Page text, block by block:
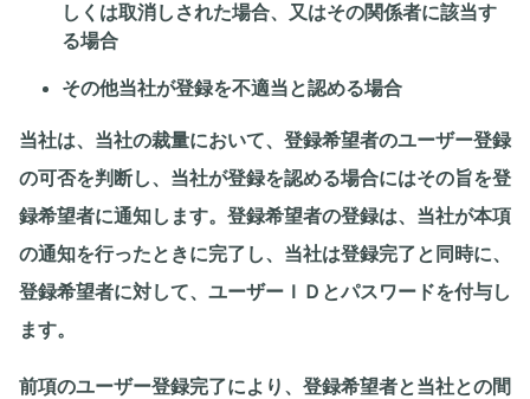
しくは取消しされた場合、又はその関係者に該当す
る場合
その他当社が登録を不適当と認める場合
当社は、当社の裁量において、登録希望者のユーザー登録
の可否を判断し、当社が登録を認める場合にはその旨を登
録希望者に通知します。登録希望者の登録は、当社が本項
の通知を行ったときに完了し、当社は登録完了と同時に、
登録希望者に対して、ユーザーＩＤとパスワードを付与し
ます。
前項のユーザー登録完了により、登録希望者と当社との間